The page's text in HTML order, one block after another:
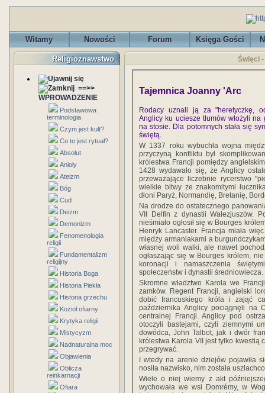
Witamy Nowości Forum Księga Gości
Religioznawstwo
==>>
WPROWADZENIE
Podstawowa
terminologia
Czym jest kult?
Co to jest rytuał?
Absolut
Anioły
Ateizm
Bóg
Cud
Deizm
Demonizm
Fenomenologia
religii
Fundamentalizm
religijny
Historia Boga
Historia Piekła
Historia grzechu
Kozioł ofiarny
Krytyka religii
Mistycyzm
Nadnaturalna moc
Objawienia
Oblicza
reinkarnacji
Ofiara
Święci
Tajemnica Joanny 'Arc
Rodacy uznali ją za "heretyczkę,
Anglicy ku uciesze tłumów włożyli
na stosie. Dla potomnych stała się
świętą.
W 1337 roku wybuchła wojna
przyczyną konfliktu był
królestwa Francji pomiędzy
1428 wydawało się, że Anglicy
przeważające liczebnie rycerstwo
wielkie bitwy ze znakomitymi
dłoni Paryż, Normandię, Bretanię,
Na drodze do ostatecznego
VII Delfin z dynastii Walezjuszów.
nieśmiało ogłosił się w Bourges
Henryk Lancaster. Francja miała
między armaniakami a
własnej woli walki, ale nawet
ogłaszając się w Bourges królem,
koronacji i namaszczenia
społeczeństw i dynastii średniowiecza.
Skromne władztwo Karola we
zamków. Regent Francji, angielski
dobić francuskiego króla i zająć
października Anglicy pociągnęli na
centralnej Francji. Anglicy pod
otoczyli bastejami, czyli ziemnymi
dowódca, John Talbot, jak i dwór
królestwa Karola VII jest tylko kwestią
przegrywać.
I wtedy na arenie dziejów pojawiła
nosiła nazwisko, nim została
Wiele o niej wiemy z akt
wychowała we wsi Domrémy, w